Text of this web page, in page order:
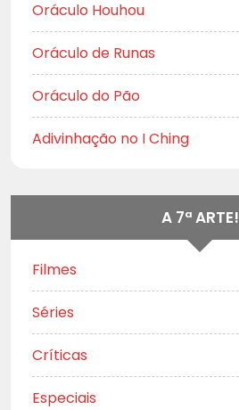
Oráculo Houhou
Oráculo de Runas
Oráculo do Pão
Adivinhação no I Ching
A 7ª ARTE!
Filmes
Séries
Críticas
Especiais